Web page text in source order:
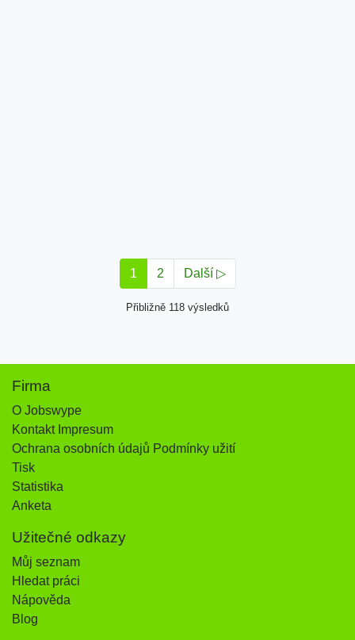
1 2 Další ▷
Přibližně 118 výsledků
Firma
O Jobswype
Kontakt Impresum
Ochrana osobních údajů Podmínky užití
Tisk
Statistika
Anketa
Užitečné odkazy
Můj seznam
Hledat práci
Nápověda
Blog